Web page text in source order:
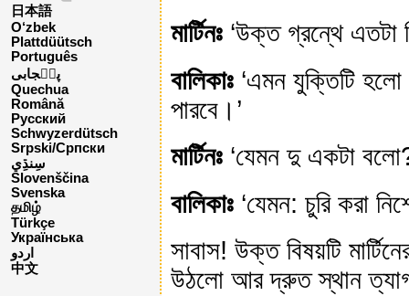
日本語
O‘zbek
Plattdüütsch
Português
پن٘جابی
Quechua
Română
Русский
Schwyzerdütsch
Srpski/Српски
Slovenščina
Svenska
தமிழ்
Türkçe
Українська
اردو
中文
মার্টিনঃ ‘উক্ত গ্রন্থে এতটা
বালিকাঃ ‘এমন যুক্তিটি
পারবে।’
মার্টিনঃ ‘যেমন দু একটা
বালিকাঃ ‘যেমন: চুরি করা
সাবাস! উক্ত বিষয়টি
উঠলো আর দ্রুত স্থান